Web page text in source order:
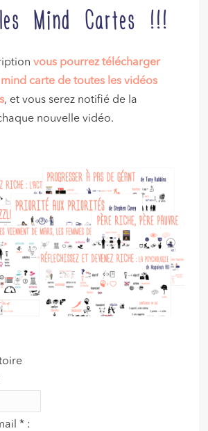
Mind Cartes !!!
vous pourrez télécharger
carte de toutes les vidéos
, et vous serez notifié de la
nouvelle vidéo.
* :